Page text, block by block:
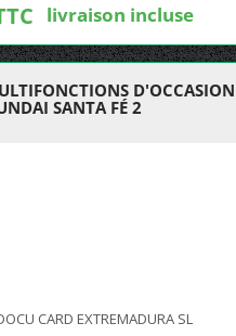
livraison incluse
D'OCCASION
SANTA FÉ 2
CARD EXTREMADURA SL